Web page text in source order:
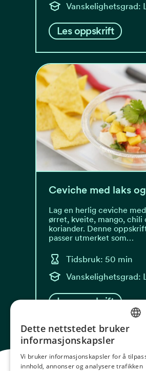
Vanskelighetsgrad:
Les oppskrift
Ceviche med laks
Lag en herlig ceviche
ørret, kveite, mango, chili
koriander. Denne
passer utmerket som…
Tidsbruk: 50 min
Vanskelighetsgrad:
Les oppskrift
NORWEGIAN
GERMAN
Dette nettstedet bruker
informasjonskapsler
Vi bruker informasjonskapsler for å
innhold, annonser og analysere trafikken